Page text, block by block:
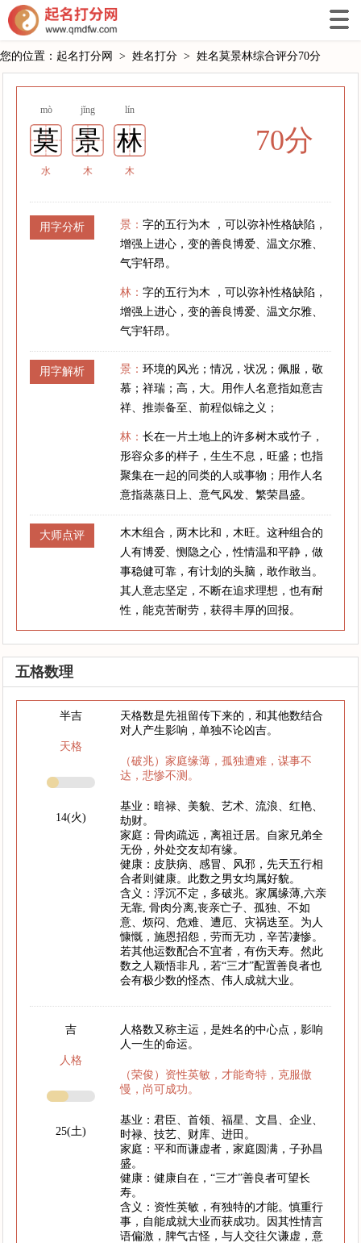
您的位置： 起名打分网 > 姓名打分 > 姓名莫景林综合评分70分
mò jǐng lín
莫 景 林
水 木 木
70分
用字分析 景：字的五行为木 ，可以弥补性格缺陷，
增强上进心，变的善良博爱、温文尔雅、
气宇轩昂。
林：字的五行为木 ，可以弥补性格缺陷，
增强上进心，变的善良博爱、温文尔雅、
气宇轩昂。
用字解析 景：环境的风光；情况，状况；佩服，敬
慕；祥瑞；高，大。用作人名意指如意吉
祥、推崇备至、前程似锦之义；
林：长在一片土地上的许多树木或竹子，
形容众多的样子，生生不息，旺盛；也指
聚集在一起的同类的人或事物；用作人名
意指蒸蒸日上、意气风发、繁荣昌盛。
大师点评
木木组合，两木比和，木旺。这种组合的
人有博爱、恻隐之心，性情温和平静，做
事稳健可靠，有计划的头脑，敢作敢当。
其人意志坚定，不断在追求理想，也有耐
性，能克苦耐劳，获得丰厚的回报。
五格数理
半吉
天格
14(火)
天格数是先祖留传下来的，和其他数结合
对人产生影响，单独不论凶吉。
（破兆）家庭缘薄，孤独遭难，谋事不
达，悲惨不测。
基业：暗禄、美貌、艺术、流浪、红艳、
劫财。
家庭：骨肉疏远，离祖迁居。自家兄弟全
无份，外处交友却有缘。
健康：皮肤病、感冒、风邪，先天五行相
合者则健康。此数之男女均属好貌。
含义：浮沉不定，多破兆。家属缘薄,六亲
无靠, 骨肉分离,丧亲亡子、孤独、不如
意、烦闷、危难、遭厄、灾祸迭至。为人
慷慨，施恩招怨，劳而无功，辛苦凄惨。
若其他运数配合不宜者，有伤天寿。然此
数之人颖悟非凡，若“三才”配置善良者也
会有极少数的怪杰、伟人成就大业。
吉
人格
25(土)
人格数又称主运，是姓名的中心点，影响
人一生的命运。
（荣俊）资性英敏，才能奇特，克服傲
慢，尚可成功。
基业：君臣、首领、福星、文昌、企业、
时禄、技艺、财库、进田。
家庭：平和而谦虚者，家庭圆满，子孙昌
盛。
健康：健康自在，“三才”善良者可望长
寿。
含义：资性英敏，有独特的才能。慎重行
事，自能成就大业而获成功。因其性情言
语偏激，脾气古怪，与人交往欠谦虚，意